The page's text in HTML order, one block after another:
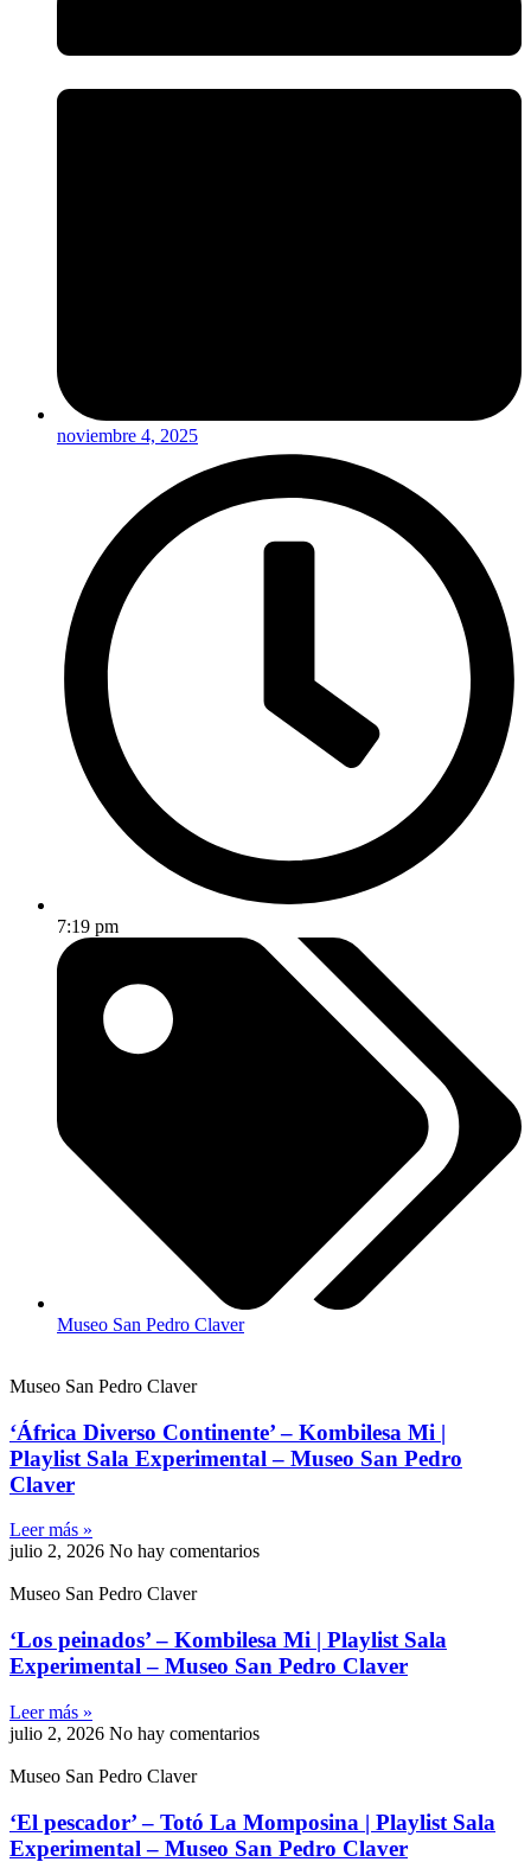
noviembre 4, 2025
7:19 pm
Museo San Pedro Claver
Museo San Pedro Claver
‘África Diverso Continente’ – Kombilesa Mi |
Playlist Sala Experimental – Museo San Pedro
Claver
Leer más »
julio 2, 2026 No hay comentarios
Museo San Pedro Claver
‘Los peinados’ – Kombilesa Mi | Playlist Sala
Experimental – Museo San Pedro Claver
Leer más »
julio 2, 2026 No hay comentarios
Museo San Pedro Claver
‘El pescador’ – Totó La Momposina | Playlist Sala
Experimental – Museo San Pedro Claver